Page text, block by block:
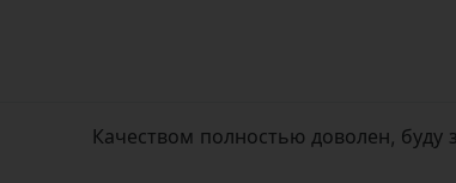
Качеством полностью доволен, буду